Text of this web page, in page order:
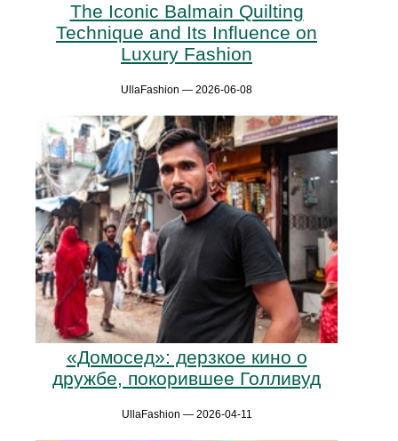
The Iconic Balmain Quilting
Technique and Its Influence on
Luxury Fashion
UllaFashion — 2026-06-08
«Домосед»: дерзкое кино о
дружбе, покорившее Голливуд
UllaFashion — 2026-04-11